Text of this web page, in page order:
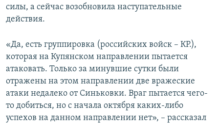
силы, а сейчас возобновила наступательные
действия.
«Да, есть группировка (российских войск – КР.),
которая на Купянском направлении пытается
атаковать. Только за минувшие сутки были
отражены на этом направлении две вражеские
атаки недалеко от Синьковки. Враг пытается чего-
то добиться, но с начала октября каких-либо
успехов на данном направлении нет», – рассказал